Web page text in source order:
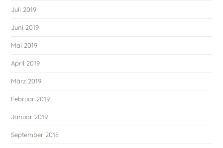
Juli 2019
Juni 2019
Mai 2019
April 2019
März 2019
Februar 2019
Januar 2019
September 2018